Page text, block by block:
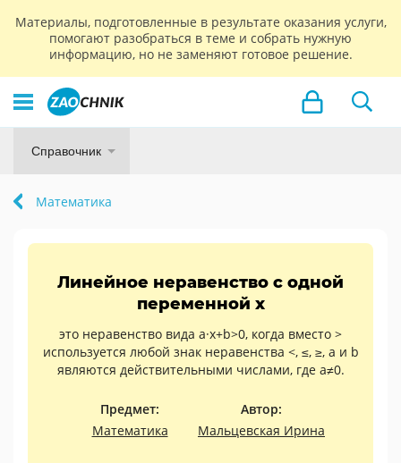
Материалы, подготовленные в результате оказания услуги,
помогают разобраться в теме и собрать нужную
информацию, но не заменяют готовое решение.
Справочник
Математика
Линейное неравенство с одной
переменной x
это неравенство вида a·x+b>0, когда вместо >
используется любой знак неравенства <, ≤, ≥, а и b
являются действительными числами, где a≠0.
Предмет:
Математика
Автор:
Мальцевская Ирина